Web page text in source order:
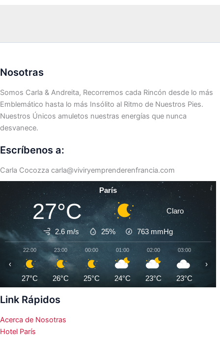
Nosotras
Somos Carla & Andreita, Recorremos cada Rincón desde lo más
Emblemático hasta lo más Insólito al Ritmo de Nuestros Pies.
Nuestros Únicos amuletos nuestras energías que nunca
desvanece.
Escríbenos a:
Carla Cocozza carla@viviryemprenderenfrancia.com
París
27°C Claro
2.6 m/s 25% 763 mmHg
22:00
27°C
23:00
26°C
00:00
25°C
01:00
24°C
02:00
23°C
03:00
23°C
‹ ›
Link Rápidos
Acerca de Nosotras
Hotel París